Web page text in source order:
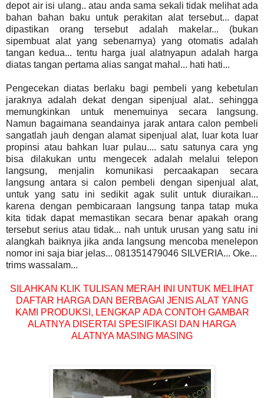
depot air isi ulang.. atau anda sama sekali tidak melihat ada
bahan bahan baku untuk perakitan alat tersebut... dapat
dipastikan orang tersebut adalah makelar... (bukan
sipembuat alat yang sebenarnya) yang otomatis adalah
tangan kedua... tentu harga jual alatnyapun adalah harga
diatas tangan pertama alias sangat mahal... hati hati...
Pengecekan diatas berlaku bagi pembeli yang kebetulan
jaraknya adalah dekat dengan sipenjual alat.. sehingga
memungkinkan untuk menemuinya secara langsung.
Namun bagaimana seandainya jarak antara calon pembeli
sangatlah jauh dengan alamat sipenjual alat, luar kota luar
propinsi atau bahkan luar pulau.... satu satunya cara yng
bisa dilakukan untu mengecek adalah melalui telepon
langsung, menjalin komunikasi percaakapan secara
langsung antara si calon pembeli dengan sipenjual alat,
untuk yang satu ini sedikit agak sulit untuk diuraikan...
karena dengan pembicaraan langsung tanpa tatap muka
kita tidak dapat memastikan secara benar apakah orang
tersebut serius atau tidak... nah untuk urusan yang satu ini
alangkah baiknya jika anda langsung mencoba menelepon
nomor ini saja biar jelas... 081351479046 SILVERIA... Oke...
trims wassalam...
SILAHKAN KLIK TULISAN MERAH INI UNTUK MELIHAT
DAFTAR HARGA DAN BERBAGAI JENIS ALAT YANG
KAMI PRODUKSI, LENGKAP ADA CONTOH GAMBAR
ALATNYA DISERTAI SPESIFIKASI DAN HARGA
ALATNYA MASING MASING